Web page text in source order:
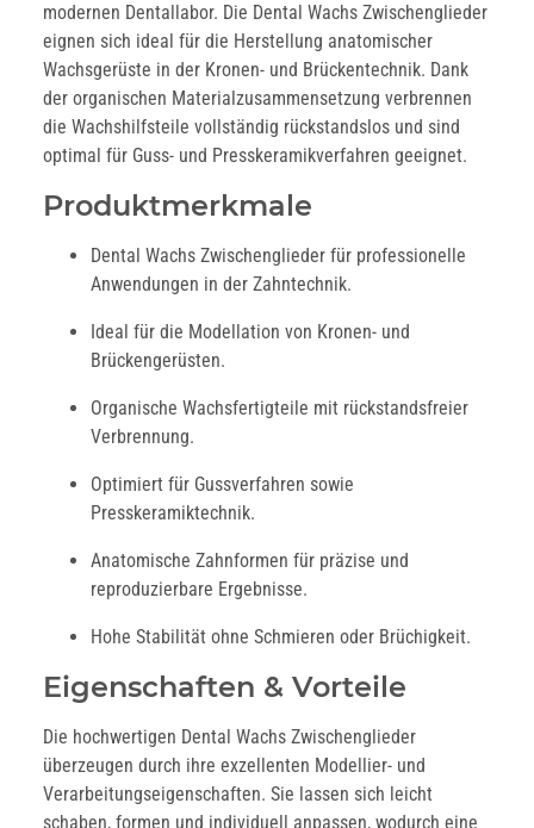
modernen Dentallabor. Die Dental Wachs Zwischenglieder
eignen sich ideal für die Herstellung anatomischer
Wachsgerüste in der Kronen- und Brückentechnik. Dank
der organischen Materialzusammensetzung verbrennen
die Wachshilfsteile vollständig rückstandslos und sind
optimal für Guss- und Presskeramikverfahren geeignet.
Produktmerkmale
Dental Wachs Zwischenglieder für professionelle
Anwendungen in der Zahntechnik.
Ideal für die Modellation von Kronen- und
Brückengerüsten.
Organische Wachsfertigteile mit rückstandsfreier
Verbrennung.
Optimiert für Gussverfahren sowie
Presskeramiktechnik.
Anatomische Zahnformen für präzise und
reproduzierbare Ergebnisse.
Hohe Stabilität ohne Schmieren oder Brüchigkeit.
Eigenschaften & Vorteile
Die hochwertigen Dental Wachs Zwischenglieder
überzeugen durch ihre exzellenten Modellier- und
Verarbeitungseigenschaften. Sie lassen sich leicht
schaben, formen und individuell anpassen, wodurch eine